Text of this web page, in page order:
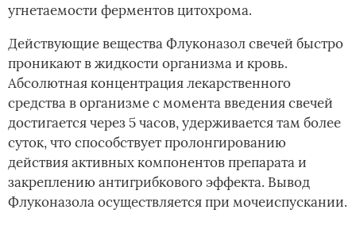
угнетаемости ферментов цитохрома.
Действующие вещества Флуконазол свечей быстро
проникают в жидкости организма и кровь.
Абсолютная концентрация лекарственного
средства в организме с момента введения свечей
достигается через 5 часов, удерживается там более
суток, что способствует пролонгированию
действия активных компонентов препарата и
закреплению антигрибкового эффекта. Вывод
Флуконазола осуществляется при мочеиспускании.